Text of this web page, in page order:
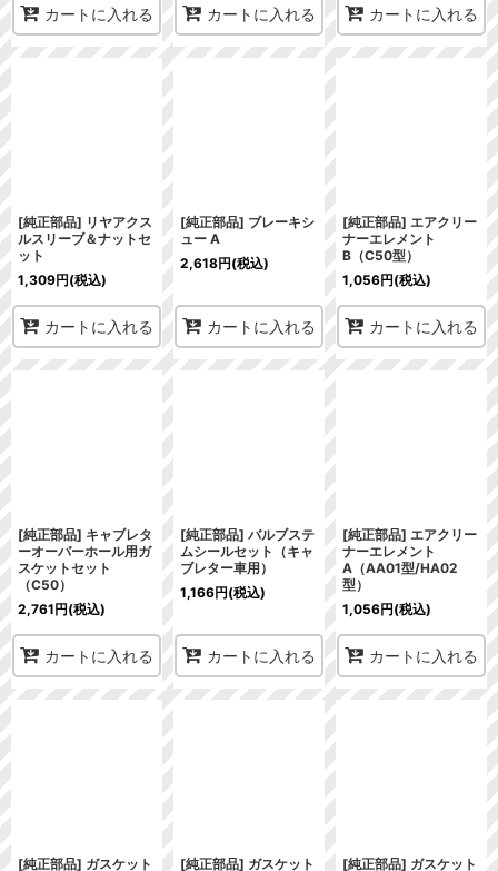
カートに入れる カートに入れる カートに入れる
[純正部品] リヤアクス
ルスリーブ＆ナットセ
ット
1,309円(税込)
カートに入れる
[純正部品] ブレーキシ
ュー A
2,618円(税込)
カートに入れる
[純正部品] エアクリー
ナーエレメント
B（C50型）
1,056円(税込)
カートに入れる
[純正部品] キャブレタ
ーオーバーホール用ガ
スケットセット
（C50）
2,761円(税込)
カートに入れる
[純正部品] バルブステ
ムシールセット（キャ
ブレター車用）
1,166円(税込)
カートに入れる
[純正部品] エアクリー
ナーエレメント
A（AA01型/HA02
型）
1,056円(税込)
カートに入れる
[純正部品] ガスケット
[純正部品] ガスケット
[純正部品] ガスケット